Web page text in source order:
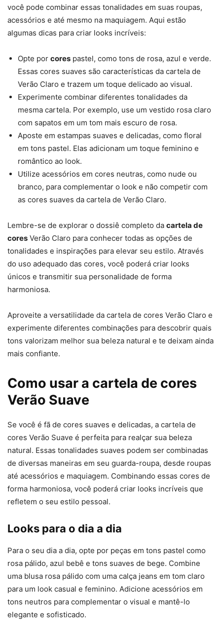
você pode combinar essas tonalidades em suas roupas,
acessórios e até mesmo na maquiagem. Aqui estão
algumas dicas para criar looks incríveis:
Opte por cores pastel, como tons de rosa, azul e verde.
Essas cores suaves são características da cartela de
Verão Claro e trazem um toque delicado ao visual.
Experimente combinar diferentes tonalidades da
mesma cartela. Por exemplo, use um vestido rosa claro
com sapatos em um tom mais escuro de rosa.
Aposte em estampas suaves e delicadas, como floral
em tons pastel. Elas adicionam um toque feminino e
romântico ao look.
Utilize acessórios em cores neutras, como nude ou
branco, para complementar o look e não competir com
as cores suaves da cartela de Verão Claro.
Lembre-se de explorar o dossiê completo da cartela de
cores Verão Claro para conhecer todas as opções de
tonalidades e inspirações para elevar seu estilo. Através
do uso adequado das cores, você poderá criar looks
únicos e transmitir sua personalidade de forma
harmoniosa.
Aproveite a versatilidade da cartela de cores Verão Claro e
experimente diferentes combinações para descobrir quais
tons valorizam melhor sua beleza natural e te deixam ainda
mais confiante.
Como usar a cartela de cores
Verão Suave
Se você é fã de cores suaves e delicadas, a cartela de
cores Verão Suave é perfeita para realçar sua beleza
natural. Essas tonalidades suaves podem ser combinadas
de diversas maneiras em seu guarda-roupa, desde roupas
até acessórios e maquiagem. Combinando essas cores de
forma harmoniosa, você poderá criar looks incríveis que
refletem o seu estilo pessoal.
Looks para o dia a dia
Para o seu dia a dia, opte por peças em tons pastel como
rosa pálido, azul bebê e tons suaves de bege. Combine
uma blusa rosa pálido com uma calça jeans em tom claro
para um look casual e feminino. Adicione acessórios em
tons neutros para complementar o visual e mantê-lo
elegante e sofisticado.